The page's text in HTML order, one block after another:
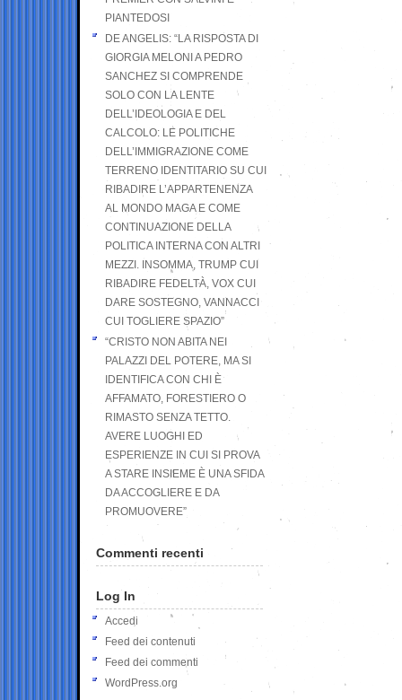
PIANTEDOSI
DE ANGELIS: “LA RISPOSTA DI
GIORGIA MELONI A PEDRO
SANCHEZ SI COMPRENDE
SOLO CON LA LENTE
DELL’IDEOLOGIA E DEL
CALCOLO: LE POLITICHE
DELL’IMMIGRAZIONE COME
TERRENO IDENTITARIO SU CUI
RIBADIRE L’APPARTENENZA
AL MONDO MAGA E COME
CONTINUAZIONE DELLA
POLITICA INTERNA CON ALTRI
MEZZI. INSOMMA, TRUMP CUI
RIBADIRE FEDELTÀ, VOX CUI
DARE SOSTEGNO, VANNACCI
CUI TOGLIERE SPAZIO”
“CRISTO NON ABITA NEI
PALAZZI DEL POTERE, MA SI
IDENTIFICA CON CHI È
AFFAMATO, FORESTIERO O
RIMASTO SENZA TETTO.
AVERE LUOGHI ED
ESPERIENZE IN CUI SI PROVA
A STARE INSIEME È UNA SFIDA
DA ACCOGLIERE E DA
PROMUOVERE”
Commenti recenti
Log In
Accedi
Feed dei contenuti
Feed dei commenti
WordPress.org